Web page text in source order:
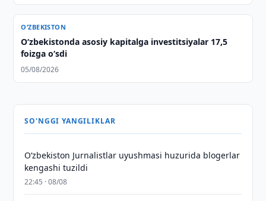
O‘ZBEKISTON
O‘zbekistonda asosiy kapitalga investitsiyalar 17,5
foizga o‘sdi
05/08/2026
SO'NGGI YANGILIKLAR
O‘zbekiston Jurnalistlar uyushmasi huzurida blogerlar
kengashi tuzildi
22:45 · 08/08